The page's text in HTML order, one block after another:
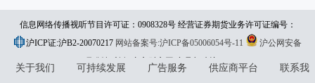
信息网络传播视听节目许可证：0908328号 经营证券期货业务许可证编号：
913101046312860336 违法和不良信息举报:021-61278686 举报邮箱：
jubao@eastmoney.com
沪ICP证:沪B2-20070217 网站备案号:沪ICP备05006054号-11
沪公网安备
31010402000120号版权所有:东方财富网意见与建议:4000300059/952500
关于我们 可持续发展 广告服务 供应商平台
联系我